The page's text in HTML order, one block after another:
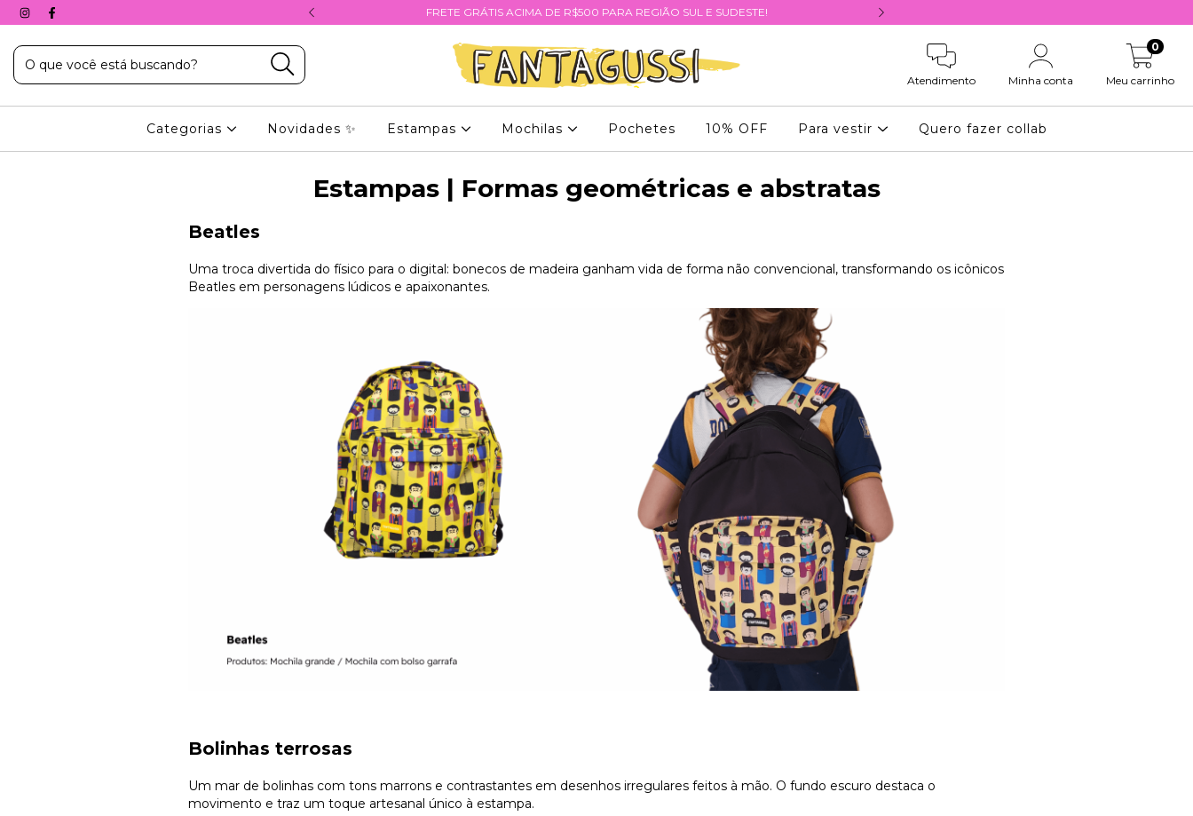
COM O CUPOM: 10%PRIMEIRACOMPRA FRETE GRÁTIS ACIMA DE R$500 PARA REGIÃO SUL E SUDESTE!
Atendimento Minha conta Meu carrinho
0
Categorias Novidades ✨ Estampas Mochilas Pochetes 10% OFF Para vestir Quero fazer collab
Estampas | Formas geométricas e abstratas
Beatles
Uma troca divertida do físico para o digital: bonecos de madeira ganham vida de forma não convencional, transformando os icônicos
Beatles em personagens lúdicos e apaixonantes.
Bolinhas terrosas
Um mar de bolinhas com tons marrons e contrastantes em desenhos irregulares feitos à mão. O fundo escuro destaca o
movimento e traz um toque artesanal único à estampa.